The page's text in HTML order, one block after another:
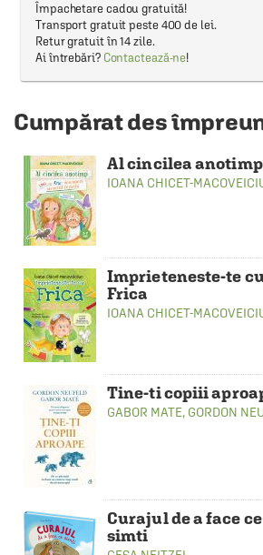
Împachetare cadou gratuită!
Transport gratuit peste 400 de lei.
Retur gratuit în 14 zile.
Ai întrebări? Contactează-ne!
Cumpărat des
Al cincilea anotimp
IOANA CHICET-
Imprieteneste-te
Frica
IOANA CHICET-
Tine-ti copiii
GABOR MATE, GORDON
Curajul de a face ce
simti